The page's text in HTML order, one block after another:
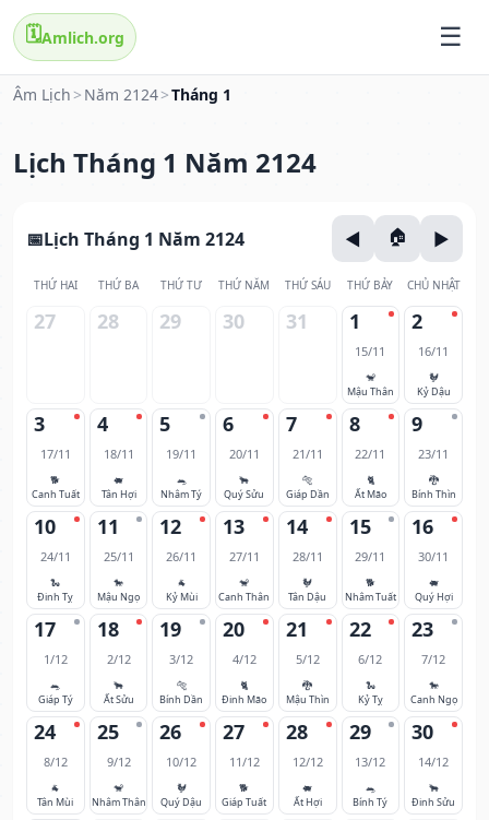
🗓️Amlich.org
Âm Lịch > Năm 2124>Tháng 1
Lịch Tháng 1 Năm 2124
Lịch Tháng 1 Năm 2124
THỨ HAI THỨ BA THỨ TƯ THỨ NĂM THỨ SÁU THỨ BẢY CHỦ NHẬT
27 28 29 30 31 1
15/11
🐒
Mậu Thân
2
16/11
🐓
Kỷ Dậu
3
17/11
🐕
Canh Tuất
4
18/11
🐖
Tân Hợi
5
19/11
🐀
Nhâm Tý
6
20/11
🐂
Quý Sửu
7
21/11
🐅
Giáp Dần
8
22/11
🐈
Ất Mão
9
23/11
🐉
Bính Thìn
10
24/11
🐍
Đinh Tỵ
11
25/11
🐎
Mậu Ngọ
12
26/11
🐐
Kỷ Mùi
13
27/11
🐒
Canh Thân
14
28/11
🐓
Tân Dậu
15
29/11
🐕
Nhâm Tuất
16
30/11
🐖
Quý Hợi
17
1/12
🐀
Giáp Tý
18
2/12
🐂
Ất Sửu
19
3/12
🐅
Bính Dần
20
4/12
🐈
Đinh Mão
21
5/12
🐉
Mậu Thìn
22
6/12
🐍
Kỷ Tỵ
23
7/12
🐎
Canh Ngọ
24
8/12
🐐
Tân Mùi
25
9/12
🐒
Nhâm Thân
26
10/12
🐓
Quý Dậu
27
11/12
🐕
Giáp Tuất
28
12/12
🐖
Ất Hợi
29
13/12
🐀
Bính Tý
30
14/12
🐂
Đinh Sửu